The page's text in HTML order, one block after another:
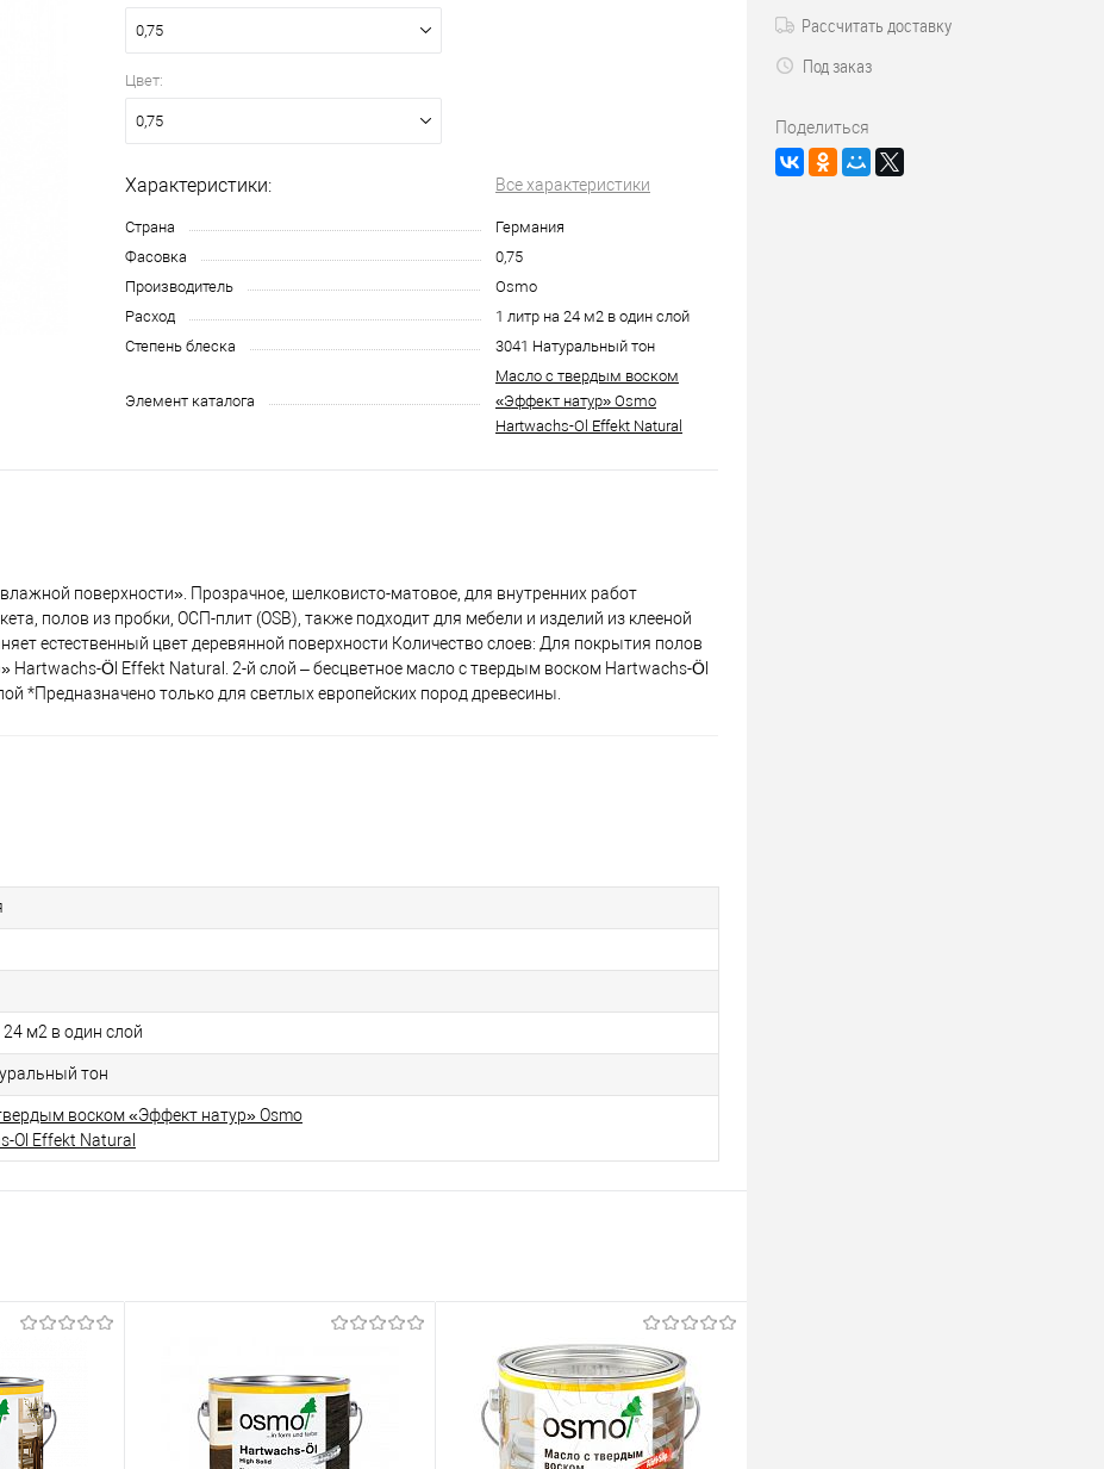
0,75
Цвет:
0,75
Характеристики: Все характеристики
Страна
Германия
Фасовка
0,75
Производитель
Osmo
Расход
1 литр на 24 м2 в один слой
Степень блеска
3041 Натуральный тон
Элемент каталога
Масло с твердым воском
«Эффект натур» Osmo
Hartwachs-Ol Effekt Natural
поверхности». Прозрачное, шелковисто-матовое, для внутренних работ
полов из пробки, ОСП-плит (OSB), также подходит для мебели и изделий из клееной
естественный цвет деревянной поверхности Количество слоев: Для покрытия полов
Öl Effekt Natural. 2-й слой – бесцветное масло с твердым воском Hartwachs-Öl
*Предназначено только для светлых европейских пород древесины.
24 м2 в один слой
тон
воском «Эффект натур» Osmo
Ol Effekt Natural
Рассчитать доставку
Под заказ
Поделиться